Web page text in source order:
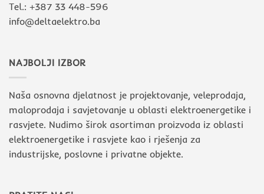
Tel.: +387 33 448-596
info@deltaelektro.ba
NAJBOLJI IZBOR
Naša osnovna djelatnost je projektovanje, veleprodaja,
maloprodaja i savjetovanje u oblasti elektroenergetike i
rasvjete. Nudimo širok asortiman proizvoda iz oblasti
elektroenergetike i rasvjete kao i rješenja za
industrijske, poslovne i privatne objekte.